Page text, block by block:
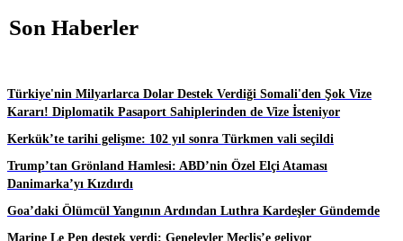
Son Haberler
Türkiye'nin Milyarlarca Dolar Destek Verdiği Somali'den Şok Vize
Kararı! Diplomatik Pasaport Sahiplerinden de Vize İsteniyor
Kerkük’te tarihi gelişme: 102 yıl sonra Türkmen vali seçildi
Trump’tan Grönland Hamlesi: ABD’nin Özel Elçi Ataması
Danimarka’yı Kızdırdı
Goa’daki Ölümcül Yangının Ardından Luthra Kardeşler Gündemde
Marine Le Pen destek verdi: Genelevler Meclis’e geliyor